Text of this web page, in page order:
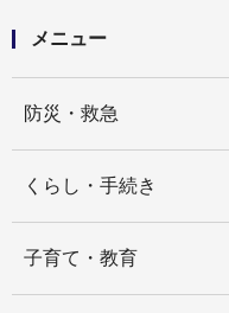
メニュー
防災・救急
くらし・手続き
子育て・教育